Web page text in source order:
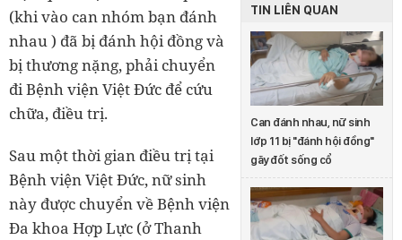
TIN LIÊN QUAN
Can đánh nhau, nữ sinh
lớp 11 bị "đánh hội đồng"
gãy đốt sống cổ
(khi vào can nhóm bạn đánh
nhau ) đã bị đánh hội đồng và
bị thương nặng, phải chuyển
đi Bệnh viện Việt Đức để cứu
chữa, điều trị.
Sau một thời gian điều trị tại
Bệnh viện Việt Đức, nữ sinh
này được chuyển về Bệnh viện
Đa khoa Hợp Lực (ở Thanh